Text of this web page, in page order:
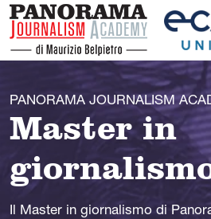
PANORAMA JOURNALISM
Master in
Il Master in giornalismo di